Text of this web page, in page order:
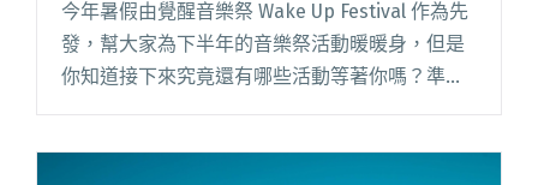
今年暑假由覺醒音樂祭 Wake Up Festival 作為先
發，幫大家為下半年的音樂祭活動暖暖身，但是
你知道接下來究竟還有哪些活動等著你嗎？準備
好你的荷包，準備好你的假，一起來瞧瞧！